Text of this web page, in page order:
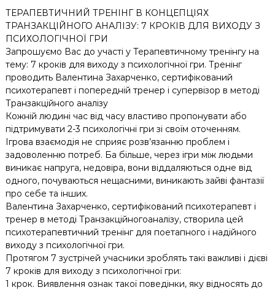
ТЕРАПЕВТИЧНИЙ ТРЕНІНГ В КОНЦЕПЦІЯХ
ТРАНЗАКЦІЙНОГО АНАЛІЗУ: 7 КРОКІВ ДЛЯ ВИХОДУ З
ПСИХОЛОГІЧНОЇ ГРИ
Запрошуємо Вас до участі у Терапевтичному тренінгу на
тему: 7 кроків для виходу з психологічної гри. Тренінг
проводить Валентина Захарченко, сертифікований
психотерапевт і попередній тренер і супервізор в методі
Транзакційного аналізу
Кожній людині час від часу властиво пропонувати або
підтримувати 2-3 психологічні гри зі своїм оточенням.
Ігрова взаємодія не сприяє розв’язанню проблем і
задоволенню потреб. Ба більше, через ігри між людьми
виникає напруга, недовіра, вони віддаляються одне від
одного, почуваються нещасними, виникають зайві фантазії
про себе та інших.
Валентина Захарченко, сертифікований психотерапевт і
тренер в методі Транзакційногоаналізу, створила цей
психотерапевтичний тренінг для поетапного і надійного
виходу з психологічної гри.
Протягом 7 зустрічей учасники зроблять такі важливі і дієві
7 кроків для виходу з психологічної гри:
1 крок. Виявлення ознак такої поведінки, яку відносять до